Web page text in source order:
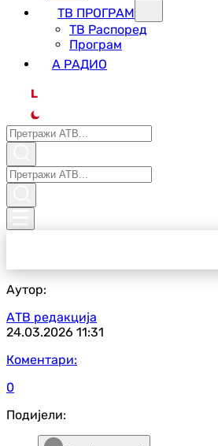
ТВ ПРОГРАМ
ТВ Распоред
Програм
А РАДИО
L
Аутор:
АТВ редакција
24.03.2026 11:31
Коментари:
0
Подијели: